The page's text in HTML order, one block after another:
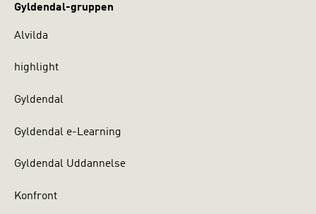
Gyldendal-gruppen
Alvilda
highlight
Gyldendal
Gyldendal e-Learning
Gyldendal Uddannelse
Konfront